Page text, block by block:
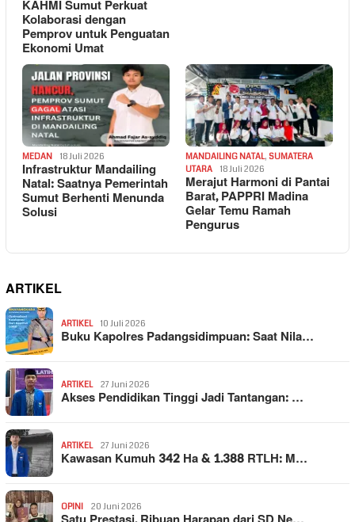
KAHMI Sumut Perkuat
Kolaborasi dengan
Pemprov untuk Penguatan
Ekonomi Umat
MEDAN 18 Juli 2026
Infrastruktur Mandailing
Natal: Saatnya Pemerintah
Sumut Berhenti Menunda
Solusi
MANDAILING NATAL, SUMATERA
UTARA
18 Juli 2026
Merajut Harmoni di Pantai
Barat, PAPPRI Madina
Gelar Temu Ramah
Pengurus
ARTIKEL
ARTIKEL 10 Juli 2026
Buku Kapolres Padangsidimpuan: Saat Nila…
ARTIKEL 27 Juni 2026
Akses Pendidikan Tinggi Jadi Tantangan: …
ARTIKEL 27 Juni 2026
Kawasan Kumuh 342 Ha & 1.388 RTLH: M…
OPINI 20 Juni 2026